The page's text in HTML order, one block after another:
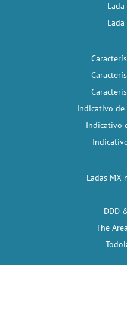
Indicativo
Indicativo
Ladas MX
DDD
The